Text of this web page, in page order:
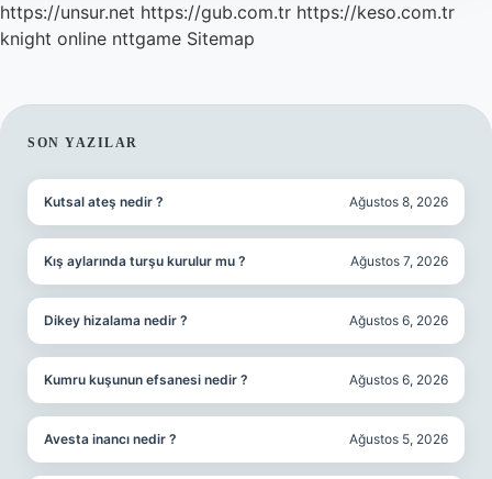
https://unsur.net https://gub.com.tr https://keso.com.tr
knight online nttgame Sitemap
SIDEBAR
SON YAZILAR
Kutsal ateş nedir ? Ağustos 8, 2026
Kış aylarında turşu kurulur mu ? Ağustos 7, 2026
Dikey hizalama nedir ? Ağustos 6, 2026
Kumru kuşunun efsanesi nedir ? Ağustos 6, 2026
Avesta inancı nedir ? Ağustos 5, 2026